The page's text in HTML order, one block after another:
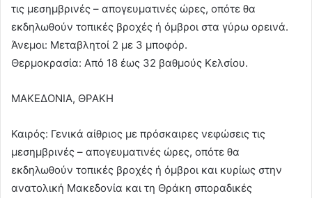
τις μεσημβρινές – απογευματινές ώρες, οπότε θα
εκδηλωθούν τοπικές βροχές ή όμβροι στα γύρω ορεινά.
Άνεμοι: Μεταβλητοί 2 με 3 μποφόρ.
Θερμοκρασία: Από 18 έως 32 βαθμούς Κελσίου.
ΜΑΚΕΔΟΝΙΑ, ΘΡΑΚΗ
Καιρός: Γενικά αίθριος με πρόσκαιρες νεφώσεις τις
μεσημβρινές – απογευματινές ώρες, οπότε θα
εκδηλωθούν τοπικές βροχές ή όμβροι και κυρίως στην
ανατολική Μακεδονία και τη Θράκη σποραδικές